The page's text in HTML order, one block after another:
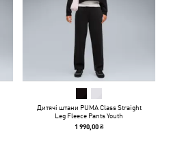
Дитячі штани PUMA Class Straight
Leg Fleece Pants Youth
1 990,00 ₴